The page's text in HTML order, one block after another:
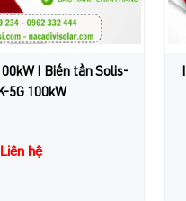
I Biến tần Solis-
5G 100kW
Liên hệ